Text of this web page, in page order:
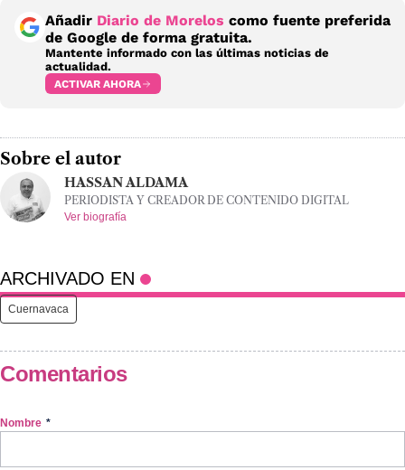
Añadir Diario de Morelos como fuente preferida
de Google de forma gratuita.
Mantente informado con las últimas noticias de
actualidad.
ACTIVAR AHORA
Sobre el autor
HASSAN ALDAMA
PERIODISTA Y CREADOR DE CONTENIDO DIGITAL
Ver biografía
ARCHIVADO EN
Cuernavaca
Comentarios
Nombre *